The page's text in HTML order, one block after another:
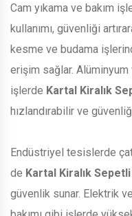
Cam yıkama ve bakım
kullanımı, güvenliği
kesme ve budama
erişim sağlar.
işlerde Kartal Kiralık
hızlandırabilir ve
Endüstriyel tesislerde
de Kartal Kiralık
güvenlik sunar. Elektrik